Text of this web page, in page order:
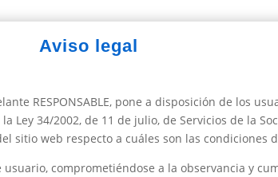
Aviso legal
RESPONSABLE, pone a disposición de los
34/2002, de 11 de julio, de Servicios de la
sitio web respecto a cuáles son las condiciones
comprometiéndose a la observancia y